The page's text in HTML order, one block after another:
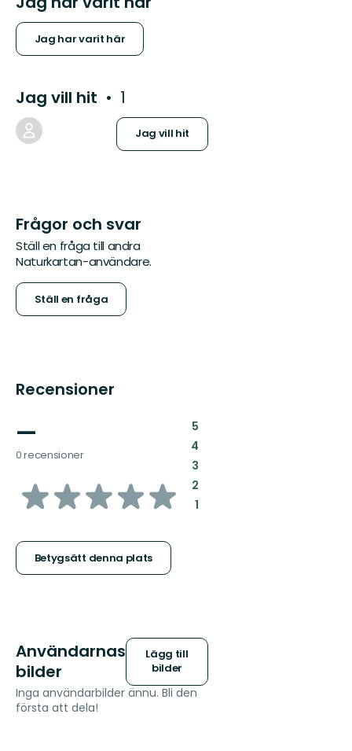
Jag har varit här
Jag vill hit 1
Jag vill hit
Frågor och svar
Ställ en fråga till andra
Naturkartan-användare.
Ställ en fråga
Recensioner
—
0 recensioner
av
stjärnor
Betygsätt denna plats
5:
4:
3:
2:
1:
Användarnas
bilder
Lägg till
bilder
Inga användarbilder ännu. Bli den
första att dela!